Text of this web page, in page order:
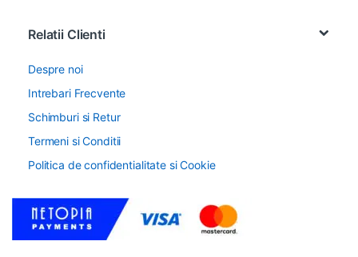
Relatii Clienti
Despre noi
Intrebari Frecvente
Schimburi si Retur
Termeni si Conditii
Politica de confidentialitate si Cookie